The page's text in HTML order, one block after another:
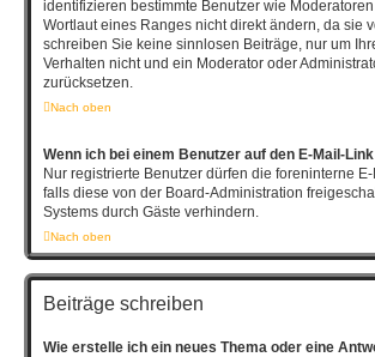
identifizieren bestimmte Benutzer wie
Wortlaut eines Ranges nicht direkt ändern, da sie
schreiben Sie keine sinnlosen Beiträge, nur um
Verhalten nicht und ein Moderator oder
zurücksetzen.
Nach oben
Wenn ich bei einem Benutzer auf den E-Mail-
Nur registrierte Benutzer dürfen die foreninterne
falls diese von der Board-Administration
Systems durch Gäste verhindern.
Nach oben
Beiträge schreiben
Wie erstelle ich ein neues Thema oder eine